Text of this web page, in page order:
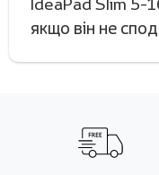
якщо він не